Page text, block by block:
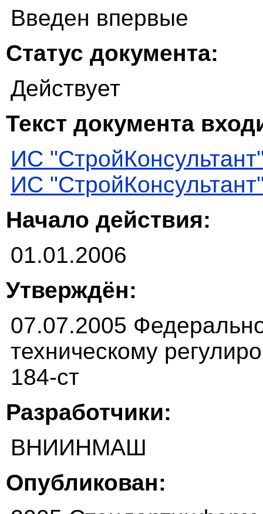
Введен впервые
Статус документа:
Действует
Текст документа
ИС
ИС
Начало действия:
01.01.2006
Утверждён:
07.07.2005
техническому
184-ст
Разработчики:
ВНИИНМАШ
Опубликован: